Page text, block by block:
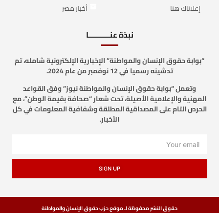
إعلاناك هنا
أخبار مصر
نبذة عنـــــــــــا
“بوابة حقوق الإنسان والمواطنة” الإخبارية الإلكترونية شامله، تم
تدشينه رسميا في 12 نوفمبر من عام 2024.
وتعمل “بوابة حقوق الإنسان والمواطنة نيوز” وفق القواعد
المهنية والإعلامية الأصيلة، تحت شعار “صحافة بقيمة الوطن”، مع
الحرص التام على المصداقية المطلقة وشفافية المعلومات في كل
الأخبار.
SIGN UP
حقوق النشر محفوظة لـ موقع حزب حقوق الإنسان والمواطنة